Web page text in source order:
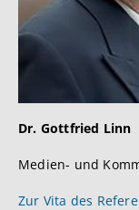
Dr. Gottfried Linn
Medien- und
Zur Vita des